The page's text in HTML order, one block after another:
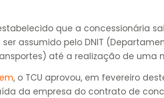
que a concessionária
assumido pelo DNIT
até a realização de uma
, o TCU aprovou, em fevereiro
da empresa do contrato de